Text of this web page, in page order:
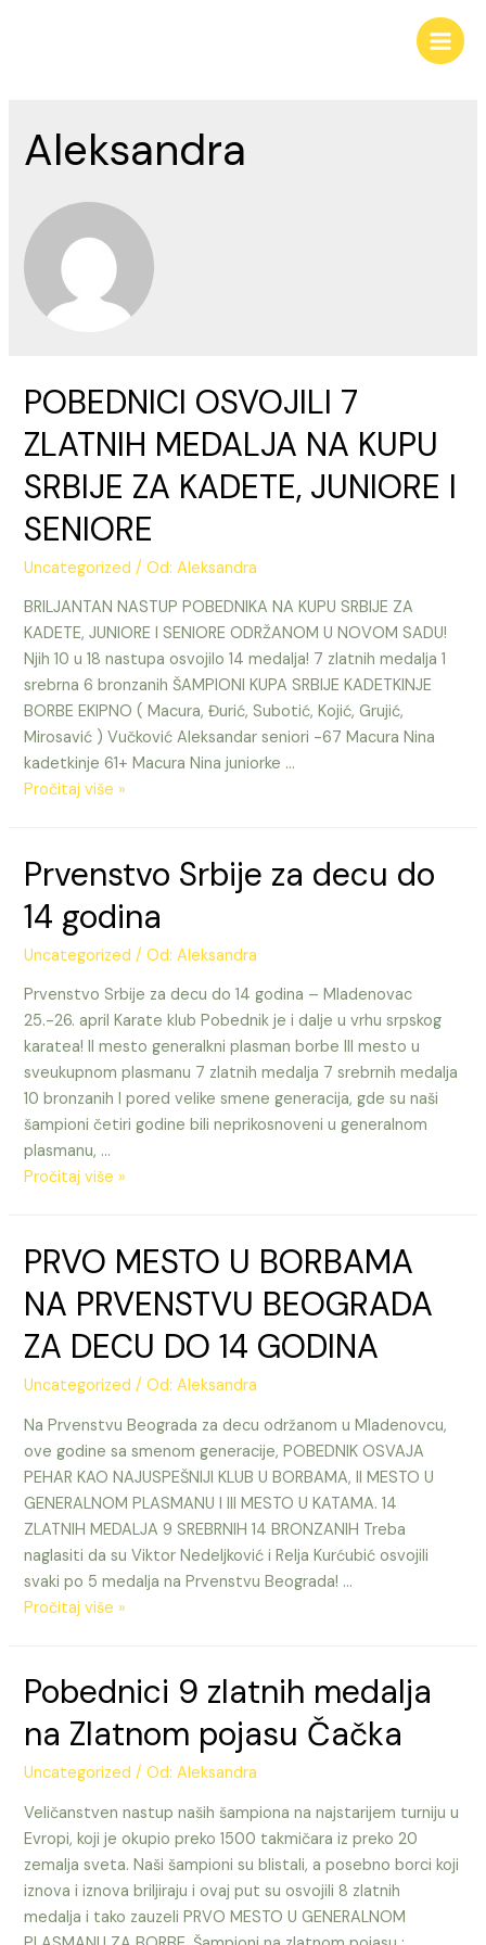
Main
Aleksandra
POBEDNICI OSVOJILI 7
ZLATNIH MEDALJA NA KUPU
SRBIJE ZA KADETE, JUNIORE I
SENIORE
Uncategorized / Od: Aleksandra
BRILJANTAN NASTUP POBEDNIKA NA KUPU SRBIJE ZA
KADETE, JUNIORE I SENIORE ODRŽANOM U NOVOM SADU!
Njih 10 u 18 nastupa osvojilo 14 medalja! 7 zlatnih medalja 1
srebrna 6 bronzanih ŠAMPIONI KUPA SRBIJE KADETKINJE
BORBE EKIPNO ( Macura, Đurić, Subotić, Kojić, Grujić,
Mirosavić ) Vučković Aleksandar seniori -67 Macura Nina
kadetkinje 61+ Macura Nina juniorke …
POBEDNICI
ZLATNIH
MEDALJA
NA
KUPU
ZA
KADETE,
JUNIORE
I
SENIORE
Pročitaj više »
Prvenstvo Srbije za decu do
14 godina
Uncategorized / Od: Aleksandra
Prvenstvo Srbije za decu do 14 godina – Mladenovac
25.-26. april Karate klub Pobednik je i dalje u vrhu srpskog
karatea! II mesto generalkni plasman borbe III mesto u
sveukupnom plasmanu 7 zlatnih medalja 7 srebrnih medalja
10 bronzanih I pored velike smene generacija, gde su naši
šampioni četiri godine bili neprikosnoveni u generalnom
plasmanu, …
Prvenstvo
decu
14
godina
Pročitaj više »
PRVO MESTO U BORBAMA
NA PRVENSTVU BEOGRADA
ZA DECU DO 14 GODINA
Uncategorized / Od: Aleksandra
Na Prvenstvu Beograda za decu održanom u Mladenovcu,
ove godine sa smenom generacije, POBEDNIK OSVAJA
PEHAR KAO NAJUSPEŠNIJI KLUB U BORBAMA, II MESTO U
GENERALNOM PLASMANU I III MESTO U KATAMA. 14
ZLATNIH MEDALJA 9 SREBRNIH 14 BRONZANIH Treba
naglasiti da su Viktor Nedeljković i Relja Kurćubić osvojili
svaki po 5 medalja na Prvenstvu Beograda! …
PRVO
BORBAMA
PRVENSTVU
BEOGRADA
DECU
DO
14
GODINA
Pročitaj više »
Pobednici 9 zlatnih medalja
na Zlatnom pojasu Čačka
Uncategorized / Od: Aleksandra
Veličanstven nastup naših šampiona na najstarijem turniju u
Evropi, koji je okupio preko 1500 takmičara iz preko 20
zemalja sveta. Naši šampioni su blistali, a posebno borci koji
iznova i iznova briljiraju i ovaj put su osvojili 8 zlatnih
medalja i tako zauzeli PRVO MESTO U GENERALNOM